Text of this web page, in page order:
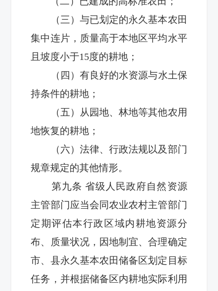
（三 ）与已划定的永久基本农田
集中连片，质量高于本地区平均水平
且坡度小于15度的耕地；
（ 四 ）有良好的水资源与水土保
持条件的耕地；
（五）从园地、林地等其他农用
地恢复的耕地；
（六）法律、行政法规以及部门
规章规定的其他情形。
第九条 省级人民政府自然资源
主管部门应当会同农业农村主管部门
定期评估本行政区域内耕地资源分
布、质量状况，因地制宜、合理确定
市、县永久基本农田储备区划定目标
任务，并根据储备区内耕地实际利用